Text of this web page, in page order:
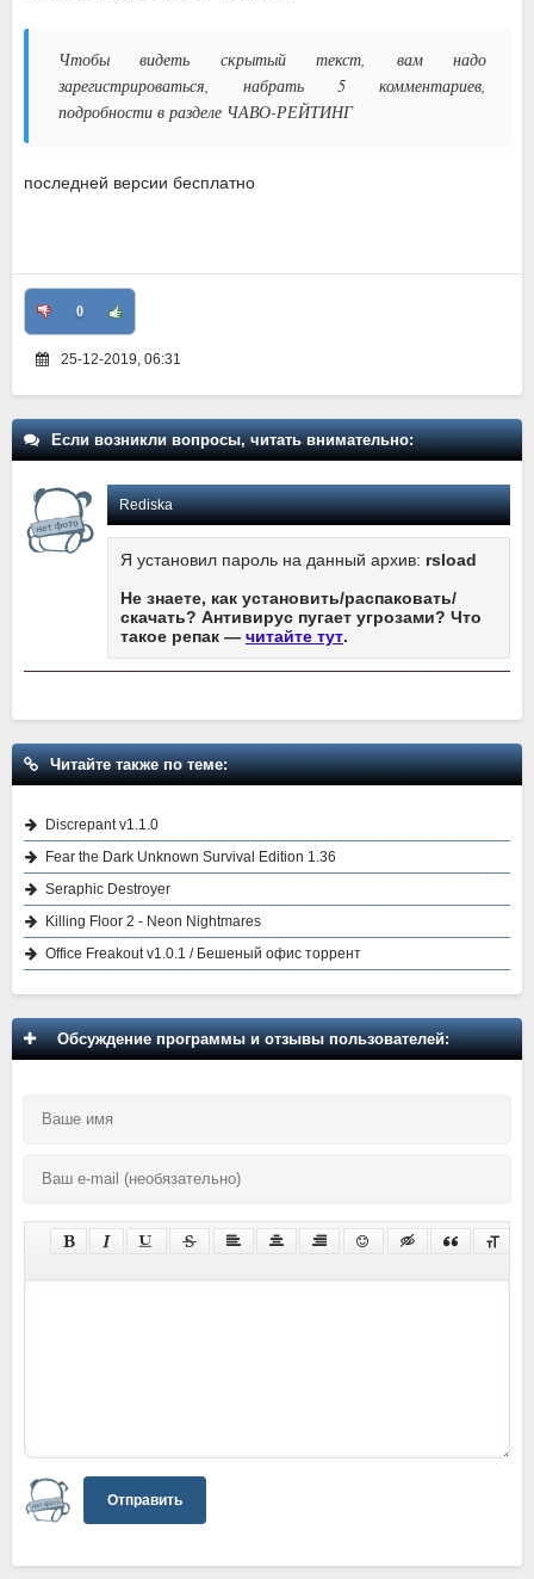
Чтобы видеть скрытый текст, вам надо
зарегистрироваться, набрать 5 комментариев,
подробности в разделе ЧАВО-РЕЙТИНГ
последней версии бесплатно
0
25-12-2019, 06:31
Если возникли вопросы, читать внимательно:
Rediska
Я установил пароль на данный архив: rsload
Не знаете, как установить/распаковать/
скачать? Антивирус пугает угрозами? Что
такое репак — читайте тут.
Читайте также по теме:
Discrepant v1.1.0
Fear the Dark Unknown Survival Edition 1.36
Seraphic Destroyer
Killing Floor 2 - Neon Nightmares
Office Freakout v1.0.1 / Бешеный офис торрент
Обсуждение программы и отзывы пользователей:
Отправить